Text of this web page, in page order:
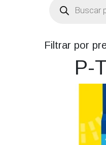
productos
Filtrar por
P-